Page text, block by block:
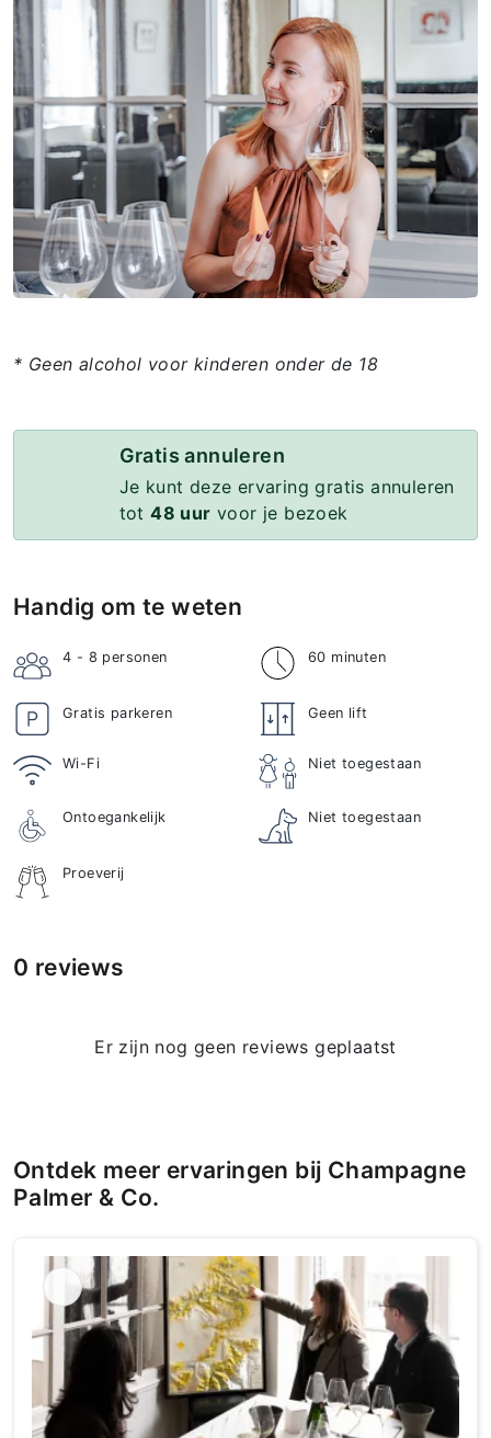
* Geen alcohol voor kinderen onder de 18
Gratis annuleren
Je kunt deze ervaring gratis annuleren
tot48 uur voor je bezoek
Handig om te weten
4 - 8 personen 60 minuten
Gratis parkeren Geen lift
Wi-Fi Niet toegestaan
Ontoegankelijk Niet toegestaan
Proeverij
0 reviews
Er zijn nog geen reviews geplaatst
Ontdek meer ervaringen bij Champagne
Palmer & Co.